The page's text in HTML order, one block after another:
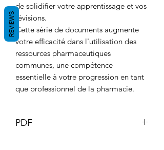
de solidifier votre apprentissage et vos
révisions.
Cette série de documents augmente
votre efficacité dans l'utilisation des
ressources pharmaceutiques
communes, une compétence
essentielle à votre progression en tant
que professionnel de la pharmacie.
PDF
REVIEWS